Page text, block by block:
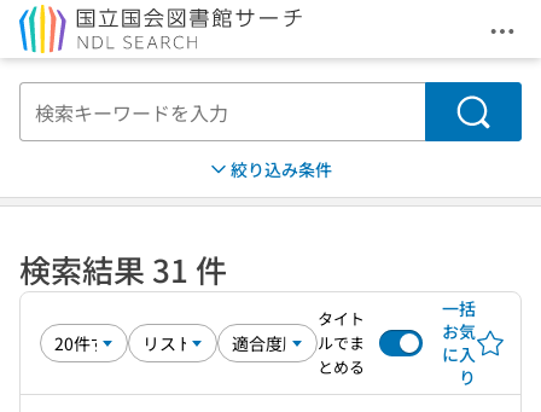
メ
検索
絞り込み条件
検索結果 31 件
タイト
ルでま
とめる
一括
お気
に入
り